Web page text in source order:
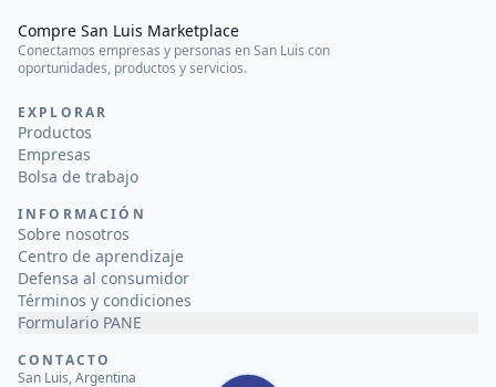
Compre San Luis Marketplace
Conectamos empresas y personas en San Luis con
oportunidades, productos y servicios.
EXPLORAR
Productos
Empresas
Bolsa de trabajo
INFORMACIÓN
Sobre nosotros
Centro de aprendizaje
Defensa al consumidor
Términos y condiciones
Formulario PANE
CONTACTO
San Luis, Argentina